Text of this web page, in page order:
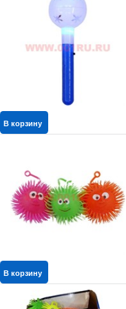
В корзину
В корзину